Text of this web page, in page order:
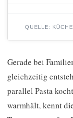
QUELLE:
Gerade bei
gleichzeitig
parallel Pasta
warmhält, kennt